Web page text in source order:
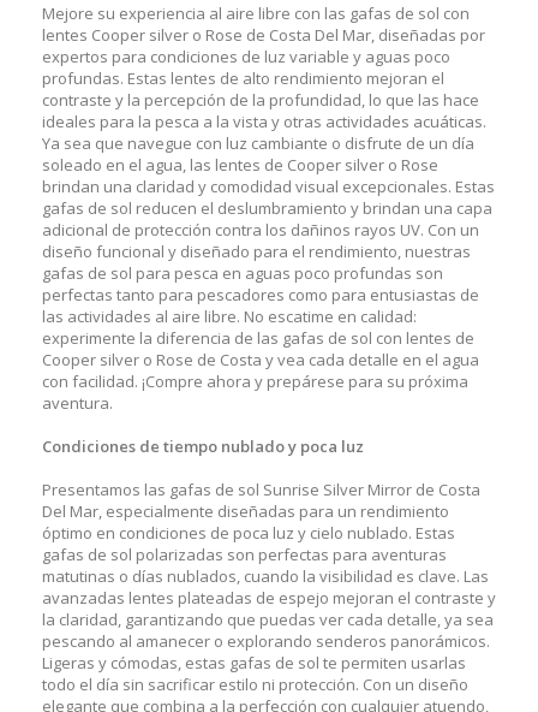
Mejore su experiencia al aire libre con las gafas de sol con
lentes Cooper silver o Rose de Costa Del Mar, diseñadas por
expertos para condiciones de luz variable y aguas poco
profundas. Estas lentes de alto rendimiento mejoran el
contraste y la percepción de la profundidad, lo que las hace
ideales para la pesca a la vista y otras actividades acuáticas.
Ya sea que navegue con luz cambiante o disfrute de un día
soleado en el agua, las lentes de Cooper silver o Rose
brindan una claridad y comodidad visual excepcionales. Estas
gafas de sol reducen el deslumbramiento y brindan una capa
adicional de protección contra los dañinos rayos UV. Con un
diseño funcional y diseñado para el rendimiento, nuestras
gafas de sol para pesca en aguas poco profundas son
perfectas tanto para pescadores como para entusiastas de
las actividades al aire libre. No escatime en calidad:
experimente la diferencia de las gafas de sol con lentes de
Cooper silver o Rose de Costa y vea cada detalle en el agua
con facilidad. ¡Compre ahora y prepárese para su próxima
aventura.
Condiciones de tiempo nublado y poca luz
Presentamos las gafas de sol Sunrise Silver Mirror de Costa
Del Mar, especialmente diseñadas para un rendimiento
óptimo en condiciones de poca luz y cielo nublado. Estas
gafas de sol polarizadas son perfectas para aventuras
matutinas o días nublados, cuando la visibilidad es clave. Las
avanzadas lentes plateadas de espejo mejoran el contraste y
la claridad, garantizando que puedas ver cada detalle, ya sea
pescando al amanecer o explorando senderos panorámicos.
Ligeras y cómodas, estas gafas de sol te permiten usarlas
todo el día sin sacrificar estilo ni protección. Con un diseño
elegante que combina a la perfección con cualquier atuendo,